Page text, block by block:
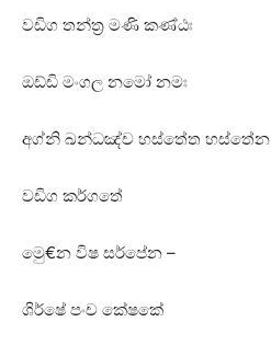
වඩිග තන්ත්‍ර මණි කණ්‌ඨඃ
ඔඩ්ඩි මංගල නමෝ නමඃ
අග්නි ඛන්ධඤ්ච හස්‌තේත හස්‌තේන
වඩිග කර්ගතේ
මුෙ€න විෂ සර්පේන –
ශිර්ෂේ පංච කේෂකේ